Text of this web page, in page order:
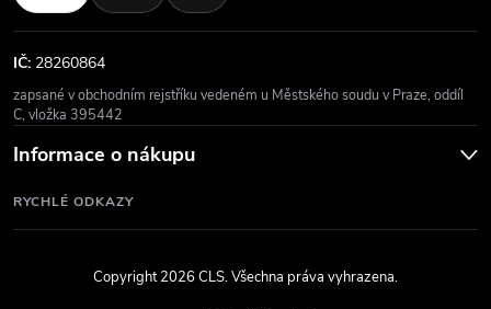
IČ: 28260864
zapsané v obchodním rejstříku vedeném u Městského soudu v Praze, oddíl
C, vložka 395442
Informace o nákupu
RYCHLÉ ODKAZY
Copyright 2026CLS. Všechna práva vyhrazena.